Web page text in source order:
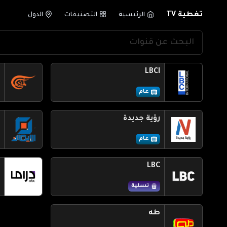
تغطية TV الرئيسية التصنيفات الدول
LBCI
عام
رؤية جديدة
عام
LBC
تسلية
طه